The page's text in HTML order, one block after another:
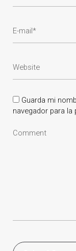
Guarda mi
navegador para